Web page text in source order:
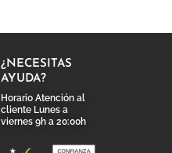
¿NECESITAS
AYUDA?
Horario Atención al
cliente Lunes a
viernes 9h a 20:00h